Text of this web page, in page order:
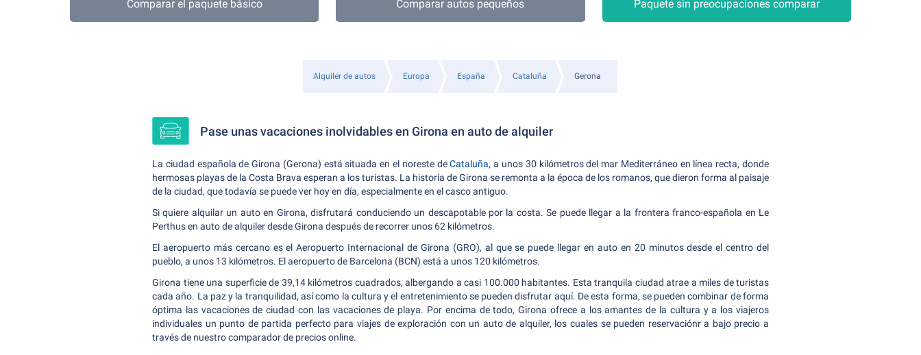
Comparar el paquete básico Comparar autos pequeños Paquete sin preocupaciones comparar
Alquiler de autos Europa España Cataluña Gerona
Pase unas vacaciones inolvidables en Girona en auto de alquiler
La ciudad española de Girona (Gerona) está situada en el noreste deCataluña, a unos 30 kilómetros del mar Mediterráneo en línea recta, donde
hermosas playas de la Costa Brava esperan a los turistas. La historia de Girona se remonta a la época de los romanos, que dieron forma al paisaje
de la ciudad, que todavía se puede ver hoy en día, especialmente en el casco antiguo.
Si quiere alquilar un auto en Girona, disfrutará conduciendo un descapotable por la costa. Se puede llegar a la frontera franco-española en Le
Perthus en auto de alquiler desde Girona después de recorrer unos 62 kilómetros.
El aeropuerto más cercano es el Aeropuerto Internacional de Girona (GRO), al que se puede llegar en auto en 20 minutos desde el centro del
pueblo, a unos 13 kilómetros. El aeropuerto de Barcelona (BCN) está a unos 120 kilómetros.
Girona tiene una superficie de 39,14 kilómetros cuadrados, albergando a casi 100.000 habitantes. Esta tranquila ciudad atrae a miles de turistas
cada año. La paz y la tranquilidad, así como la cultura y el entretenimiento se pueden disfrutar aquí. De esta forma, se pueden combinar de forma
óptima las vacaciones de ciudad con las vacaciones de playa. Por encima de todo, Girona ofrece a los amantes de la cultura y a los viajeros
individuales un punto de partida perfecto para viajes de exploración con un auto de alquiler, los cuales se pueden reservaciónr a bajo precio a
través de nuestro comparador de precios online.